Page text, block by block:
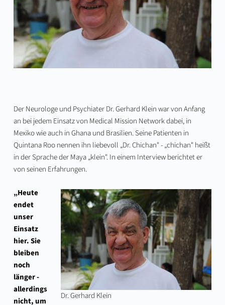
Der Neurologe und Psychiater Dr. Gerhard Klein war von Anfang
an bei jedem Einsatz von Medical Mission Network dabei, in
Mexiko wie auch in Ghana und Brasilien. Seine Patienten in
Quintana Roo nennen ihn liebevoll „Dr. Chichan" - „chichan" heißt
in der Sprache der Maya „klein". In einem Interview berichtet er
von seinen Erfahrungen.
Dr. Gerhard Klein
„Heute
endet
unser
Einsatz
hier. Sie
bleiben
noch
länger -
allerdings
nicht, um